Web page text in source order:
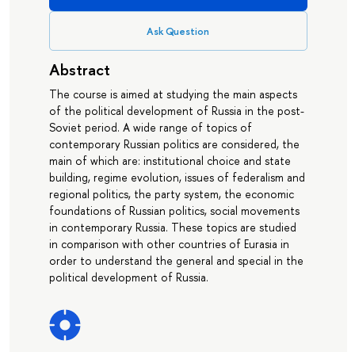
Ask Question
Abstract
The course is aimed at studying the main aspects
of the political development of Russia in the post-
Soviet period. A wide range of topics of
contemporary Russian politics are considered, the
main of which are: institutional choice and state
building, regime evolution, issues of federalism and
regional politics, the party system, the economic
foundations of Russian politics, social movements
in contemporary Russia. These topics are studied
in comparison with other countries of Eurasia in
order to understand the general and special in the
political development of Russia.